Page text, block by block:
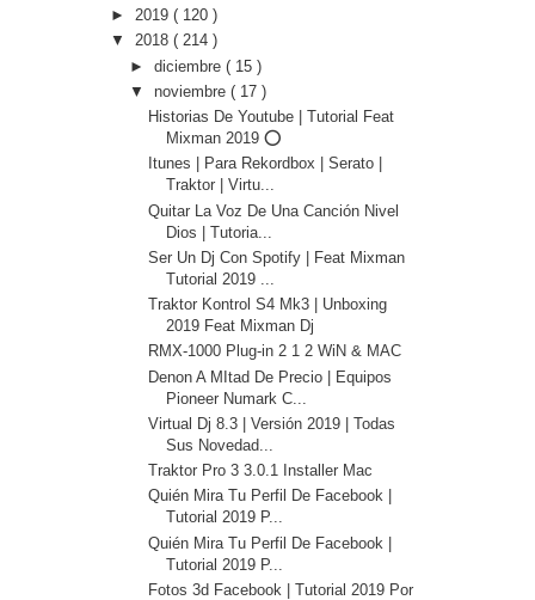
► 2019 ( 120 )
▼ 2018 ( 214 )
► diciembre ( 15 )
▼ noviembre ( 17 )
Historias De Youtube | Tutorial Feat
Mixman 2019 ⭕
Itunes | Para Rekordbox | Serato |
Traktor | Virtu...
Quitar La Voz De Una Canción Nivel
Dios | Tutoria...
Ser Un Dj Con Spotify | Feat Mixman
Tutorial 2019 ...
Traktor Kontrol S4 Mk3 | Unboxing
2019 Feat Mixman Dj
RMX-1000 Plug-in 2 1 2 WiN & MAC
Denon A MItad De Precio | Equipos
Pioneer Numark C...
Virtual Dj 8.3 | Versión 2019 | Todas
Sus Novedad...
Traktor Pro 3 3.0.1 Installer Mac
Quién Mira Tu Perfil De Facebook |
Tutorial 2019 P...
Quién Mira Tu Perfil De Facebook |
Tutorial 2019 P...
Fotos 3d Facebook | Tutorial 2019 Por